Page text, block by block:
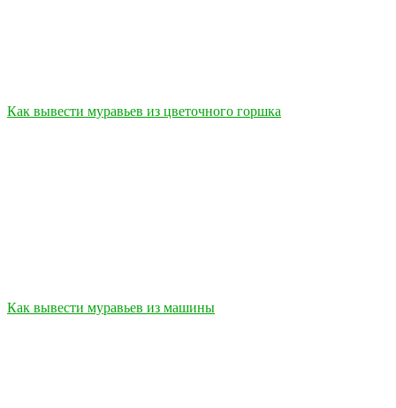
Как вывести муравьев из цветочного горшка
Как вывести муравьев из машины